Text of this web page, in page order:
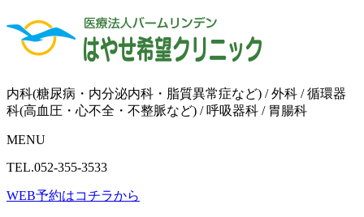
内科(糖尿病・内分泌内科・脂質異常症など) / 外科 / 循環器
科(高血圧・心不全・不整脈など) / 呼吸器科 / 胃腸科
MENU
TEL.052-355-3533
WEB予約はコチラから